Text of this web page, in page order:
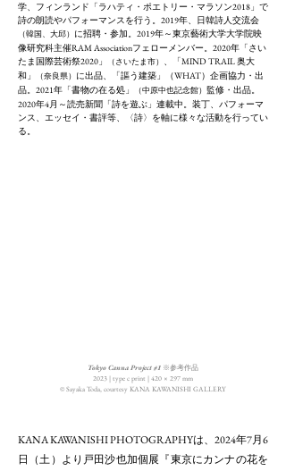
学、フィンランド「ラハティ・ポエトリー・マラソン2018」で
詩の朗読やパフォーマンスを行う。2019年、日韓詩人交流会
（韓国、大邱） に招聘・参加。2019年～東京藝術大学大学院映
像研究科主催RAM Associationフェローメンバー。2020年「さい
たま国際芸術祭2020」
（さいたま市） 、「MIND TRAIL 奥大
和」
（奈良県） に出品、「謳う建築」（WHAT）企画協力・出
品。2021年「書物の在る処」
（中原中也記念館） 監修・出品。
2020年4月～読売新聞「詩を遊ぶ」連載中。装丁、パフォーマ
ンス、エッセイ・書評等、〈詩〉を軸に様々な活動を行ってい
る。
Tokyo Canna Project #1 ※参考作品
2023 | type c print | 420 × 297 mm
©︎ Sayaka Toda, courtesy KANA KAWANISHI GALLERY
KANA KAWANISHI PHOTOGRAPHYは、2024年7月6
日（土）より戸田沙也加個展『東京にカンナの花を